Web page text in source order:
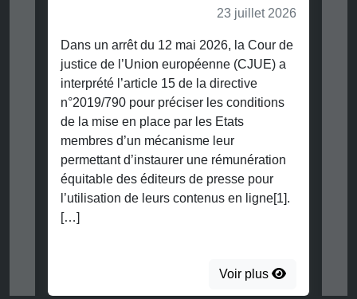
23 juillet 2026
Dans un arrêt du 12 mai 2026, la Cour de
justice de l’Union européenne (CJUE) a
interprété l’article 15 de la directive
n°2019/790 pour préciser les conditions
de la mise en place par les Etats
membres d’un mécanisme leur
permettant d’instaurer une rémunération
équitable des éditeurs de presse pour
l’utilisation de leurs contenus en ligne[1].
[…]
Voir plus